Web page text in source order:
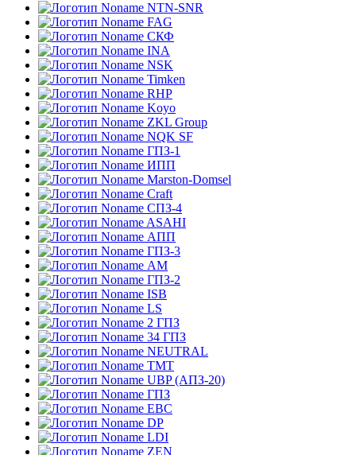
NTN-SNR
FAG
СКФ
INA
NSK
Timken
RHP
Koyo
ZKL Group
NQK SF
ГПЗ-1
ИПП
Marston-Domsel
Craft
СПЗ-4
ASAHI
АПП
ГПЗ-3
АМ
ГПЗ-2
ISB
LS
2 ГПЗ
34 ГПЗ
NEUTRAL
TMT
UBP (АПЗ-20)
ГПЗ
EBC
DP
LDI
ZEN